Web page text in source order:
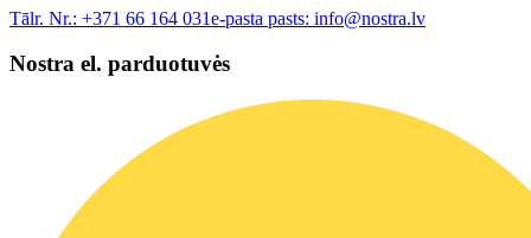
Tālr. Nr.: +371 66 164 031e-pasta pasts: info@nostra.lv
Nostra el. parduotuvės